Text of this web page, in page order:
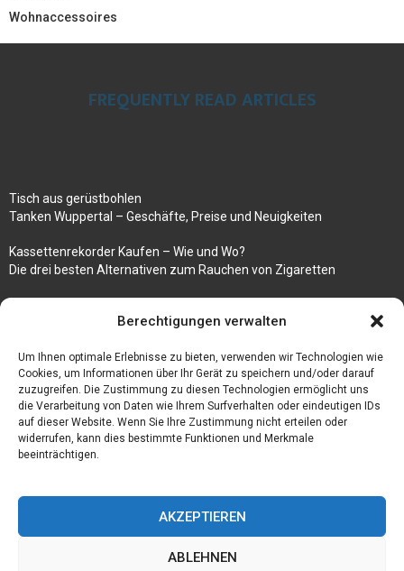
Berechtigungen verwalten
Um Ihnen optimale Erlebnisse zu bieten, verwenden wir Technologien wie
Cookies, um Informationen über Ihr Gerät zu speichern und/oder darauf
zuzugreifen. Die Zustimmung zu diesen Technologien ermöglicht uns
die Verarbeitung von Daten wie Ihrem Surfverhalten oder eindeutigen IDs
auf dieser Website. Wenn Sie Ihre Zustimmung nicht erteilen oder
widerrufen, kann dies bestimmte Funktionen und Merkmale
beeinträchtigen.
AKZEPTIEREN
ABLEHNEN
Wohnaccessoires
FREQUENTLY READ ARTICLES
Tisch aus gerüstbohlen
Tanken Wuppertal – Geschäfte, Preise und Neuigkeiten
Kassettenrekorder Kaufen – Wie und Wo?
Die drei besten Alternativen zum Rauchen von Zigaretten
Rezepte für gekochte Süßkartoffeln
Gönnen Sie sich bedruckte Fliesen mit einem eigenen Bild